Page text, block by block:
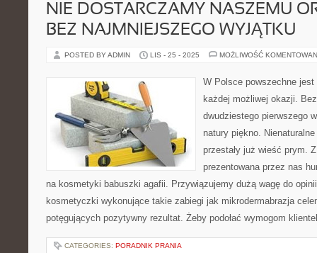
NIE DOSTARCZAMY NASZEMU
BEZ NAJMNIEJSZEGO WYJĄTKU
POSTED BY ADMIN LIS - 25 - 2025 MOŻLIWOŚĆ
W Polsce powszechne
każdej możliwej okazji.
dwudziestego pierwszego
natury piękno.
przestały już wieść prym.
prezentowana przez nas
na kosmetyki babuszki agafii. Przywiązujemy dużą wagę do
kosmetyczki wykonujące takie zabiegi jak mikrodermabrazja
potęgujących pozytywny rezultat. Żeby podołać wymogom
CATEGORIES: PORADNIK PRANIA